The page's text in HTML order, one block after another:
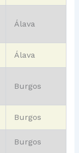
Álava
Álava
Burgos
Burgos
Burgos